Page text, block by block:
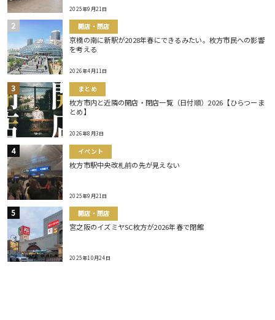
2025年9月21日
開店・閉店
京橋の南に新駅が2028年春にできるみたい。枚方市民への影響
を考える
2026年4月11日
まとめ
枚方市内と近隣の開店・閉店一覧（日付順）2026【ひらつーま
とめ】
2026年8月3日
イベント
枚方市駅中央改札前の先が見えない
2025年9月21日
開店・閉店
宮之阪のイズミヤSC枚方が2026年春で閉館
2025年10月24日